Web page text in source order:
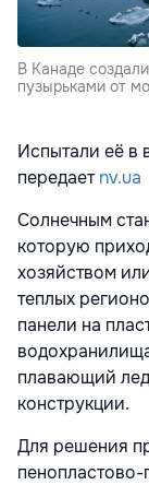
В Канаде
пузырьками от
Испытали её в
передаетnv.ua
Солнечным
которую
хозяйством
теплых
панели на
плавающий
конструкции.
Для решения